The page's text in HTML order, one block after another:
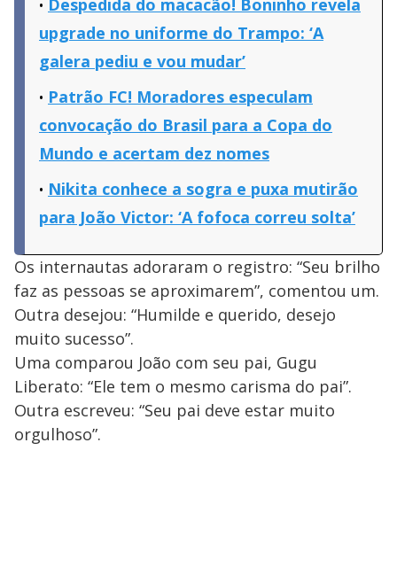
Despedida do macacão! Boninho revela
upgrade no uniforme do Trampo: ‘A
galera pediu e vou mudar’
Patrão FC! Moradores especulam
convocação do Brasil para a Copa do
Mundo e acertam dez nomes
Nikita conhece a sogra e puxa mutirão
para João Victor: ‘A fofoca correu solta’
Os internautas adoraram o registro: “Seu brilho
faz as pessoas se aproximarem”, comentou um.
Outra desejou: “Humilde e querido, desejo
muito sucesso”.
Uma comparou João com seu pai, Gugu
Liberato: “Ele tem o mesmo carisma do pai”.
Outra escreveu: “Seu pai deve estar muito
orgulhoso”.